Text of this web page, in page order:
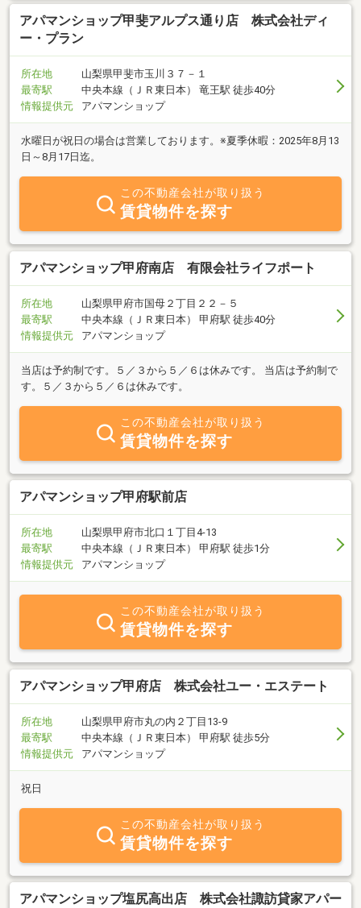
アパマンショップ甲斐アルプス通り店 株式会社ディ
ー・プラン
所在地
山梨県甲斐市玉川３７－１
最寄駅
中央本線（ＪＲ東日本） 竜王駅 徒歩40分
情報提供元
アパマンショップ
水曜日が祝日の場合は営業しております。※夏季休暇：2025年8月13
日～8月17日迄。
この不動産会社が取り扱う
賃貸物件を探す
アパマンショップ甲府南店 有限会社ライフポート
所在地
山梨県甲府市国母２丁目２２－５
最寄駅
中央本線（ＪＲ東日本） 甲府駅 徒歩40分
情報提供元
アパマンショップ
当店は予約制です。５／３から５／６は休みです。 当店は予約制で
す。５／３から５／６は休みです。
この不動産会社が取り扱う
賃貸物件を探す
アパマンショップ甲府駅前店
所在地
山梨県甲府市北口１丁目4-13
最寄駅
中央本線（ＪＲ東日本） 甲府駅 徒歩1分
情報提供元
アパマンショップ
この不動産会社が取り扱う
賃貸物件を探す
アパマンショップ甲府店 株式会社ユー・エステート
所在地
山梨県甲府市丸の内２丁目13-9
最寄駅
中央本線（ＪＲ東日本） 甲府駅 徒歩5分
情報提供元
アパマンショップ
祝日
この不動産会社が取り扱う
賃貸物件を探す
アパマンショップ塩尻高出店 株式会社諏訪貸家アパー